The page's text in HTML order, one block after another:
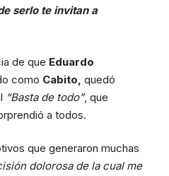
serlo te invitan a
de que Eduardo
como Cabito, quedó
“Basta de todo”, que
a todos.
que generaron muchas
dolorosa de la cual me